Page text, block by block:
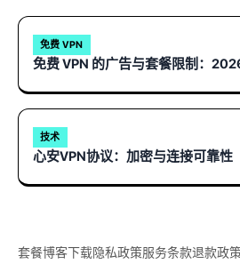
免费 VPN
免费 VPN 的广告与套餐限制：
技术
心安VPN协议：加密与连接可靠性
套餐博客下载隐私政策服务条款退款政